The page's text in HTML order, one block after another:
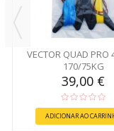
VECTOR QUAD PRO
170/75KG
39,00 €
ADICIONAR AO